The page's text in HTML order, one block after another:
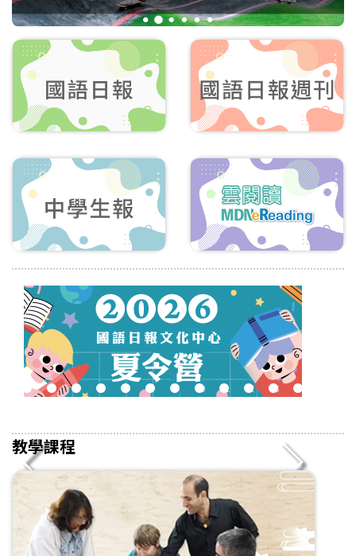
1 3 4 5 6
4 5 6 7 8 9 10 11 12 13 14
教學課程